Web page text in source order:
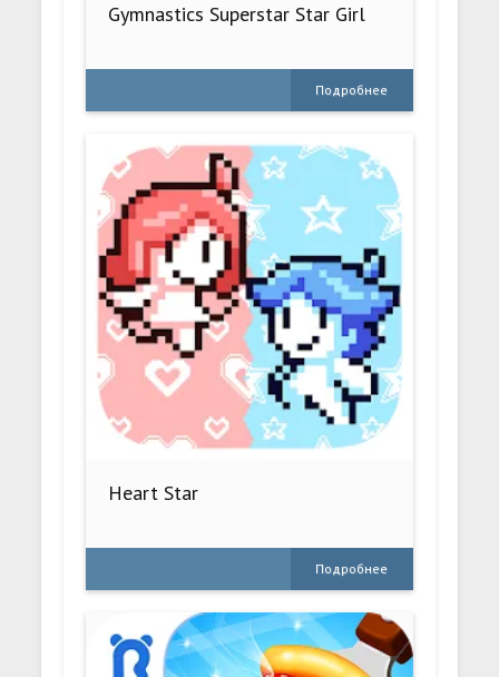
Gymnastics Superstar Star Girl
Подробнее
Heart Star
Подробнее